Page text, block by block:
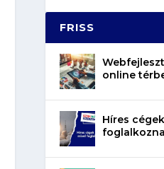
FRISS
online
Híres